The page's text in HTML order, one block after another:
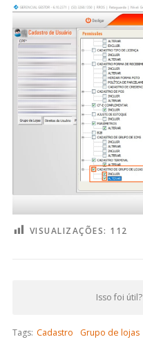
VISUALIZAÇÕES: 112
Isso foi útil?
Tags: Cadastro Grupo de lojas